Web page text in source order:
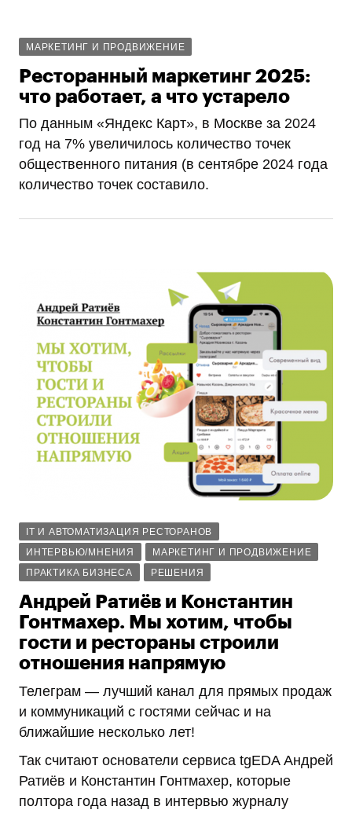
МАРКЕТИНГ И ПРОДВИЖЕНИЕ
Ресторанный маркетинг 2025:
что работает, а что устарело
По данным «Яндекс Карт», в Москве за 2024
год на 7% увеличилось количество точек
общественного питания (в сентябре 2024 года
количество точек составило.
IT И АВТОМАТИЗАЦИЯ РЕСТОРАНОВ
ИНТЕРВЬЮ/МНЕНИЯ
МАРКЕТИНГ И ПРОДВИЖЕНИЕ
ПРАКТИКА БИЗНЕСА
РЕШЕНИЯ
Андрей Ратиёв и Константин
Гонтмахер. Мы хотим, чтобы
гости и рестораны строили
отношения напрямую
Телеграм — лучший канал для прямых продаж
и коммуникаций с гостями сейчас и на
ближайшие несколько лет!
Так считают основатели сервиса tgEDA Андрей
Ратиёв и Константин Гонтмахер, которые
полтора года назад в интервью журналу